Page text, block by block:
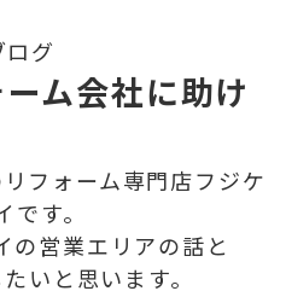
グ
ム会社に助け
フォーム専門店フジケ
です。
の営業エリアの話と
いと思います。